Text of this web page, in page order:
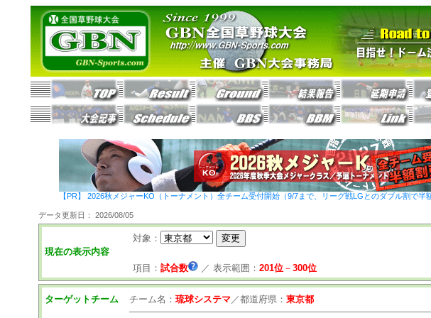
【PR】 2026秋メジャーKO（トーナメント）全チーム受付開始（9/7まで、リーグ戦LGとのダブル割で半
データ更新日： 2026/08/05
現在の表示内容
対象：
項目： 試合数 ／ 表示範囲： 201位－ 300位
ターゲットチーム チーム名： 琉球システマ／都道府県： 東京都